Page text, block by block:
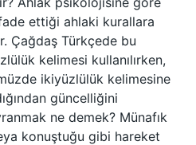
ettiği ahlaki kurallara
Çağdaş Türkçede bu
kelimesi kullanılırken,
ikiyüzlülük kelimesine
güncelliğini
ne demek? Münafık
konuştuğu gibi hareket